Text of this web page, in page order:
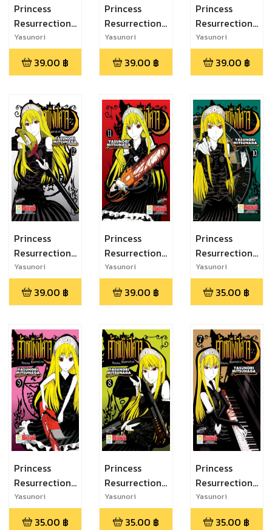
Princess
Resurrection
เจ้าหญิงปีศาจ
15
Yasunori
Mitsunaga
39.00 ฿
Princess
Resurrection
เจ้าหญิงปีศาจ
14
Yasunori
Mitsunaga
39.00 ฿
Princess
Resurrection
เจ้าหญิงปีศาจ
13
Yasunori
Mitsunaga
39.00 ฿
Princess
Resurrection
เจ้าหญิงปีศาจ
12
Yasunori
Mitsunaga
39.00 ฿
Princess
Resurrection
เจ้าหญิงปีศาจ
11
Yasunori
Mitsunaga
39.00 ฿
Princess
Resurrection
เจ้าหญิงปีศาจ
10
Yasunori
Mitsunaga
35.00 ฿
Princess
Resurrection
เจ้าหญิงปีศาจ
9
Yasunori
Mitsunaga
35.00 ฿
Princess
Resurrection
เจ้าหญิงปีศาจ
8
Yasunori
Mitsunaga
35.00 ฿
Princess
Resurrection
เจ้าหญิงปีศาจ
7
Yasunori
Mitsunaga
35.00 ฿